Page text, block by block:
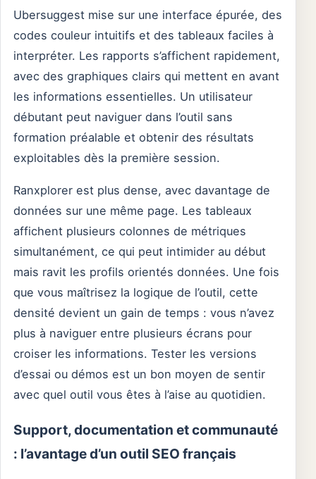
Ubersuggest mise sur une interface épurée, des
codes couleur intuitifs et des tableaux faciles à
interpréter. Les rapports s’affichent rapidement,
avec des graphiques clairs qui mettent en avant
les informations essentielles. Un utilisateur
débutant peut naviguer dans l’outil sans
formation préalable et obtenir des résultats
exploitables dès la première session.
Ranxplorer est plus dense, avec davantage de
données sur une même page. Les tableaux
affichent plusieurs colonnes de métriques
simultanément, ce qui peut intimider au début
mais ravit les profils orientés données. Une fois
que vous maîtrisez la logique de l’outil, cette
densité devient un gain de temps : vous n’avez
plus à naviguer entre plusieurs écrans pour
croiser les informations. Tester les versions
d’essai ou démos est un bon moyen de sentir
avec quel outil vous êtes à l’aise au quotidien.
Support, documentation et communauté
: l’avantage d’un outil SEO français